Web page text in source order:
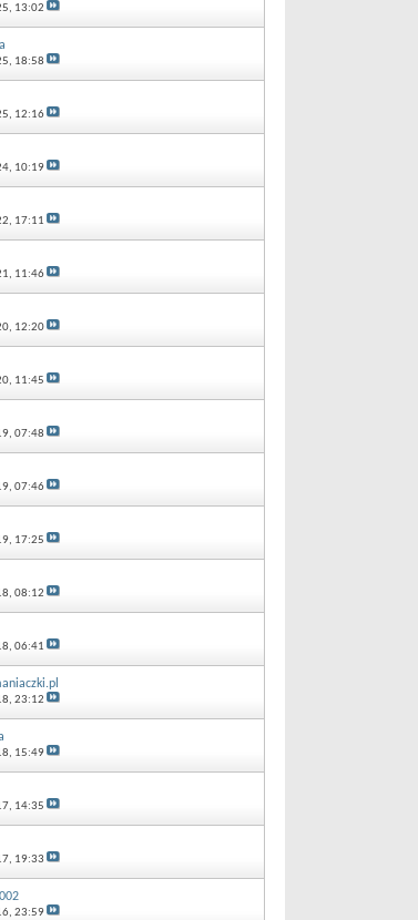
13:02
18:58
12:16
10:19
17:11
11:46
12:20
11:45
07:48
07:46
17:25
08:12
06:41
23:12
15:49
14:35
19:33
23:59